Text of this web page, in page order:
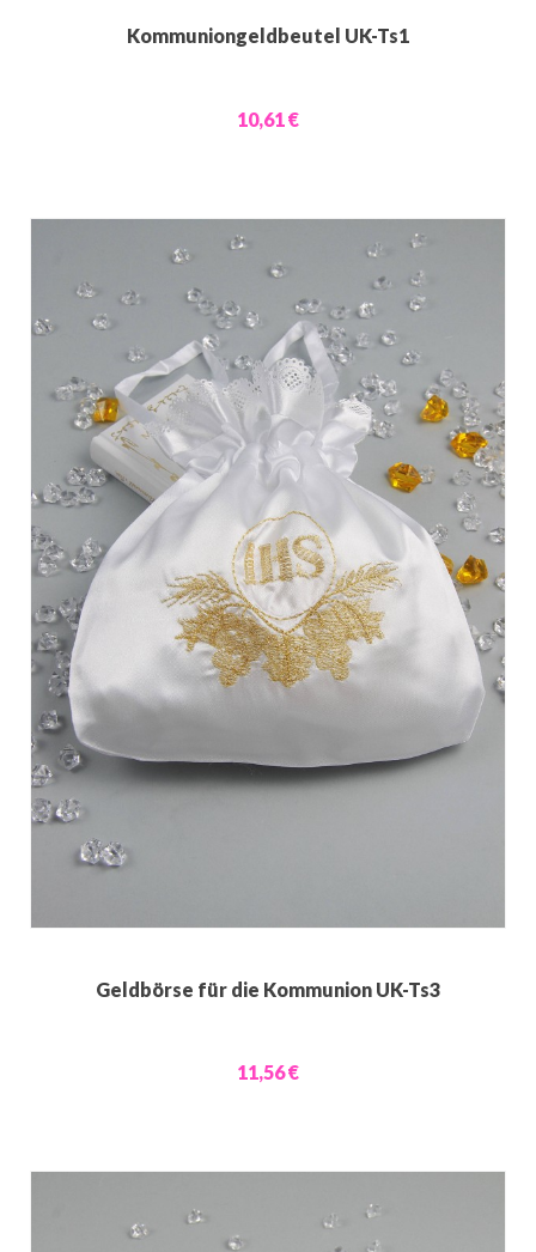
Kommuniongeldbeutel UK-Ts1
10,61 €
Geldbörse für die Kommunion UK-Ts3
11,56 €